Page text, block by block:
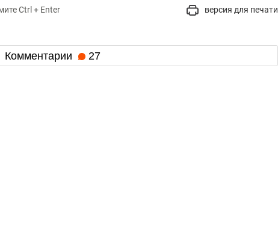
Ctrl + Enter версия для печати
Комментарии 27